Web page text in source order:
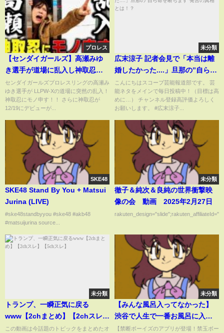
プロレス
【センダイガールズ】高瀬みゆ
き選手が道場に乱入し神取忍に
モノ申す！さらに神取忍が12/19
にデビューが決まった中学生レ
スラー彩夢について語る！【神
センダイガールズプロレスリングの高瀬み
ゆき選手が LLPW-Xの道場に突然の乱入！
神取忍にモノ申す！！ さらに神取忍が
12/19にデビューが...
未分類
広末涼子 記者会見で「本当は離
婚したかった....」旦那の”自ら命
を断ちます”発言の真相とは！？
こんにちはスコープ芸能報道部です。 芸
能ネタをメインで毎日投稿中！（目標は高
めに…） チャンネル登録高評価よろしく
お願いします。 #広末涼子...
SKE48
SKE48 Stand By You + Matsui
Jurina (LIVE)
#ske48standbyyou #ske48 #akb48
#matsuijurina source...
未分類
徹子＆純次＆良純の世界衝撃映
像の会 動画 2025年2月27日
未分類
トランプ、一瞬正気に戻る
www【2chまとめ】【2chスレ】
【5chスレ】
この動画は今話題のトピックをまとめたオ
未分類
【みんな風呂入ってなかった】
渋谷で人生で一番お風呂に入ら
なかった連続日数を聞いた結果
【禁断ボーイズのアプリが登場！禁玉ボー